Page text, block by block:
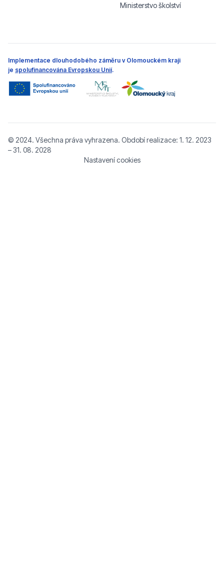
Ministerstvo školství
Implementace dlouhodobého záměru v Olomouckém kraji
je spolufinancována Evropskou Unií.
© 2024. Všechna práva vyhrazena. Období realizace: 1. 12. 2023
– 31. 08. 2028
Nastavení cookies